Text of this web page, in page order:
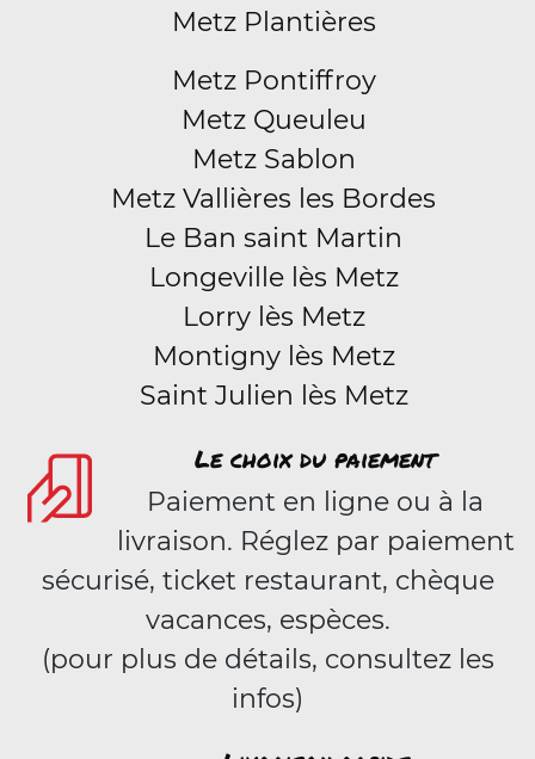
Metz Plantières
Metz Pontiffroy
Metz Queuleu
Metz Sablon
Metz Vallières les Bordes
Le Ban saint Martin
Longeville lès Metz
Lorry lès Metz
Montigny lès Metz
Saint Julien lès Metz
Le choix du paiement
Paiement en ligne ou à la
livraison. Réglez par paiement
sécurisé, ticket restaurant, chèque
vacances, espèces.
(pour plus de détails, consultez les
infos)